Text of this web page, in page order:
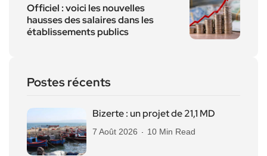
Officiel : voici les nouvelles
hausses des salaires dans les
établissements publics
Postes récents
Bizerte : un projet de 21,1 MD
7 Août 2026 10 Min Read